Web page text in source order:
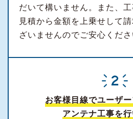
だいて構いません。また、工
見積から金額を上乗せして
ざいませんのでご安心くださ
お客様目線でユーザ
アンテナ工事を行